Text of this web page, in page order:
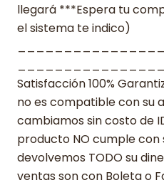
llegará ***Espera tu
el sistema te indico)
Satisfacción 100%
no es compatible con su
cambiamos sin costo de
producto NO cumple con
devolvemos TODO su
ventas son con Boleta o